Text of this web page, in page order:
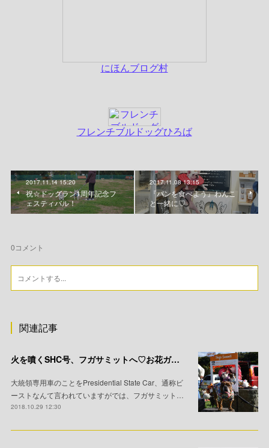
2017.11.14 15:20
祝☆ドッグラン1周年記念フ
ェスティバル！
2017.11.08 13:15
『パンを食べよう』わんこ
と一緒に♡
0コメント
関連記事
火を噴くSHC号、フガサミットへ♡お花ガラガラお揃いお洋服！
大統領専用車のことをPresidential State Car、通称ビ
ーストなんて言われていますがでは、フガサミット…
2018.10.29 12:30